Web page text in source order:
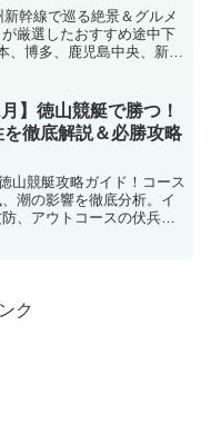
新幹線で巡る絶景＆グルメ
厳選したおすすめ途中下
、博多、鹿児島中央、新八
月】徳山競艇で勝つ！
を徹底解説＆必勝攻略
山競艇攻略ガイド！コース
潮の影響を徹底分析。イ
、アウトコースの伏兵、
ク